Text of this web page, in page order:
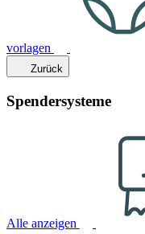
vorlagen
Zurück
Spendersysteme
Alle anzeigen